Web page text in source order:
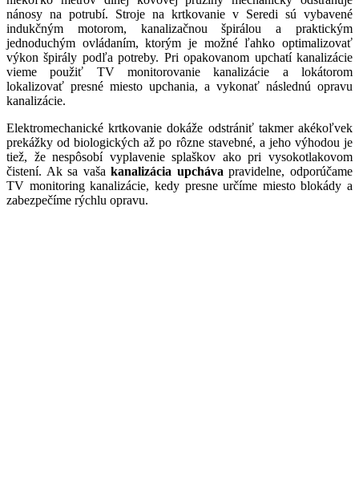
nánosy na potrubí. Stroje na krtkovanie v Seredi sú vybavené
indukčným motorom, kanalizačnou špirálou a praktickým
jednoduchým ovládaním, ktorým je možné ľahko optimalizovať
výkon špirály podľa potreby. Pri opakovanom upchatí kanalizácie
vieme použiť TV monitorovanie kanalizácie a lokátorom
lokalizovať presné miesto upchania, a vykonať následnú opravu
kanalizácie.
Elektromechanické krtkovanie dokáže odstrániť takmer akékoľvek
prekážky od biologických až po rôzne stavebné, a jeho výhodou je
tiež, že nespôsobí vyplavenie splaškov ako pri vysokotlakovom
čistení. Ak sa vašakanalizácia upcháva pravidelne, odporúčame
TV monitoring kanalizácie, kedy presne určíme miesto blokády a
zabezpečíme rýchlu opravu.